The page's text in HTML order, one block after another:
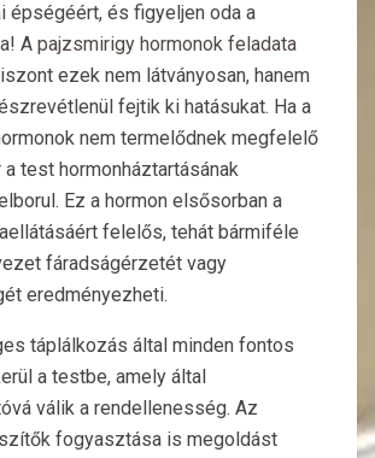
épségéért, és figyeljen oda a
A pajzsmirigy hormonok feladata
ezek nem látványosan, hanem
fejtik ki hatásukat. Ha a
nem termelődnek megfelelő
a test hormonháztartásának
Ez a hormon elsősorban a
felelős, tehát bármiféle
fáradságérzetét vagy
eredményezheti.
táplálkozás által minden fontos
a testbe, amely által
válik a rendellenesség. Az
fogyasztása is megoldást